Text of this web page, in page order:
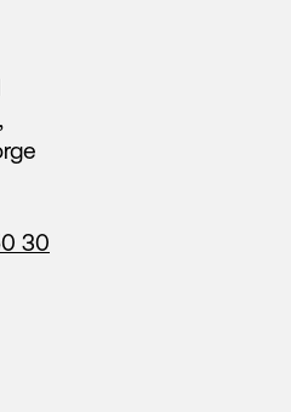
30